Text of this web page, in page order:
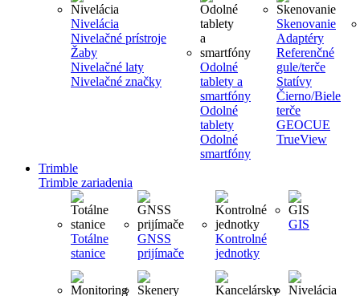
Nivelácia
Nivelačné prístroje
Žaby
Nivelačné laty
Nivelačné značky
Odolné
tablety a
smartfóny
Odolné
tablety
Odolné
smartfóny
Skenovanie
Adaptéry
Referenčné
gule/terče
Statívy
Čierno/Biele
terče
GEOCUE
TrueView
Trimble
Trimble zariadenia
Totálne
stanice
GNSS
prijímače
Kontrolné
jednotky
GIS